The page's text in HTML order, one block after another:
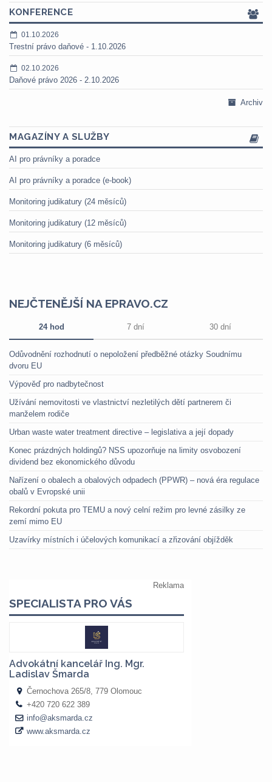
KONFERENCE
01.10.2026
Trestní právo daňové - 1.10.2026
02.10.2026
Daňové právo 2026 - 2.10.2026
Archiv
MAGAZÍNY A SLUŽBY
AI pro právníky a poradce
AI pro právníky a poradce (e-book)
Monitoring judikatury (24 měsíců)
Monitoring judikatury (12 měsíců)
Monitoring judikatury (6 měsíců)
NEJČTENĚJŠÍ NA EPRAVO.CZ
24 hod 7 dní 30 dní
Odůvodnění rozhodnutí o nepoložení předběžné otázky Soudnímu
dvoru EU
Výpověď pro nadbytečnost
Užívání nemovitosti ve vlastnictví nezletilých dětí partnerem či
manželem rodiče
Urban waste water treatment directive – legislativa a její dopady
Konec prázdných holdingů? NSS upozorňuje na limity osvobození
dividend bez ekonomického důvodu
Nařízení o obalech a obalových odpadech (PPWR) – nová éra regulace
obalů v Evropské unii
Rekordní pokuta pro TEMU a nový celní režim pro levné zásilky ze
zemí mimo EU
Uzavírky místních i účelových komunikací a zřizování objížděk